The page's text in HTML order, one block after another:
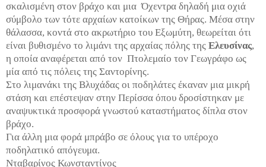
σκαλισμένη στον βράχο και μια Όχεντρα δηλαδή μια οχιά
σύμβολο των τότε αρχαίων κατοίκων της Θήρας. Μέσα στην
θάλασσα, κοντά στο ακρωτήριο του Εξωμύτη, θεωρείται ότι
είναι βυθισμένο το λιμάνι της αρχαίας πόλης της Ελευσίνας,
η οποία αναφέρεται από τον Πτολεμαίο τον Γεωγράφο ως
μία από τις πόλεις της Σαντορίνης.
Στο λιμανάκι της Βλυχάδας οι ποδηλάτες έκαναν μια μικρή
στάση και επέστεψαν στην Περίσσα όπου δροσίστηκαν με
αναψυκτικά προσφορά γνωστού καταστήματος δίπλα στον
βράχο.
Για άλλη μια φορά μπράβο σε όλους για το υπέροχο
ποδηλατικό απόγευμα.
Νταβαρίνος Κωνσταντίνος